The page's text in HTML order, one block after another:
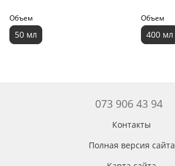
Объем
50 мл
Объем
400 мл
073 906 43 94
Контакты
Полная версия сайта